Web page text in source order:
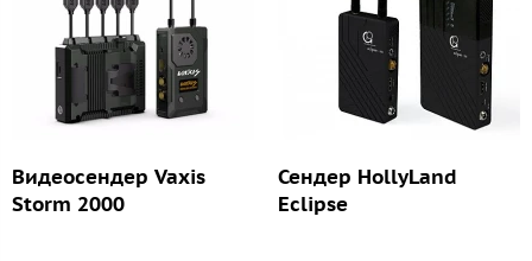
Видеосендер Vaxis
Storm 2000
Сендер HollyLand
Eclipse